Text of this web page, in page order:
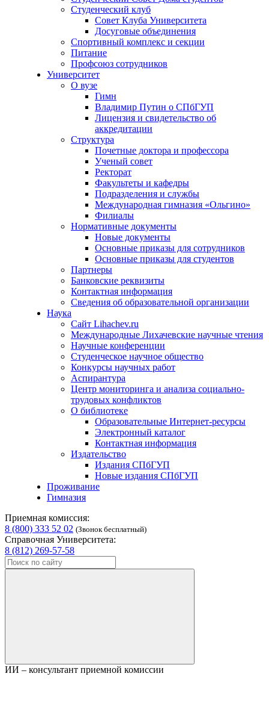
Студенческий клуб
Совет Клуба Университета
Досуговые объединения
Спортивный комплекс и секции
Питание
Профсоюз сотрудников
Университет
О вузе
Гимн
Владимир Путин о СПбГУП
Лицензия и свидетельство об
аккредитации
Структура
Почетные доктора и профессора
Ученый совет
Ректорат
Факультеты и кафедры
Подразделения и службы
Международная гимназия «Ольгино»
Филиалы
Нормативные документы
Новые документы
Основные приказы для сотрудников
Основные приказы для студентов
Партнеры
Банковские реквизиты
Контактная информация
Сведения об образовательной организации
Наука
Сайт Lihachev.ru
Международные Лихачевские научные чтения
Научные конференции
Студенческое научное общество
Конкурсы научных работ
Аспирантура
Центр мониторинга и анализа социально-
трудовых конфликтов
О библиотеке
Образовательные Интернет-ресурсы
Электронный каталог
Контактная информация
Издательство
Издания СПбГУП
Новые издания СПбГУП
Проживание
Гимназия
Приемная комиссия:
8 (800) 333 52 02 (Звонок бесплатный)
Справочная Университета:
8 (812) 269-57-58
ИИ – консультант приемной комиссии